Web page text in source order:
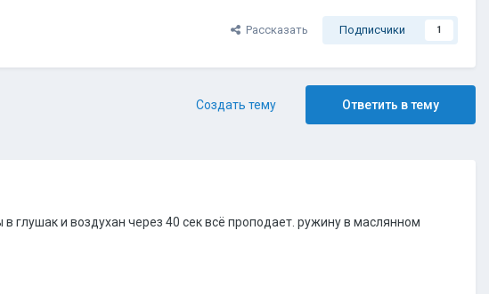
Рассказать Подписчики 1
Ответить в тему
Создать тему
глушак и воздухан через 40 сек всё проподает. ружину в маслянном